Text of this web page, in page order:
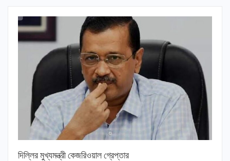
দিল্লির মুখ্যমন্ত্রী কেজরিওয়াল গ্রেপ্তার